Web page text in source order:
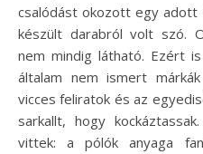
csalódást okozott egy adott
készült darabról volt szó.
nem mindig látható. Ezért
általam nem ismert
vicces feliratok és az
sarkallt, hogy
vittek: a pólók anyaga